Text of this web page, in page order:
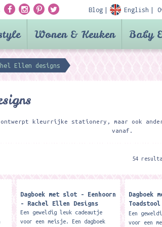
Blog English
Wonen & Keuken Baby
Ellen designs
ontwerpt kleurrijke stationery, maar ook
vanaf.
54
Dagboek met slot - Eenhoorn
- Rachel Ellen Designs
Een geweldig leuk cadeautje
voor een meisje. Een dagboek
Dagboek
Designs
Een
voor een